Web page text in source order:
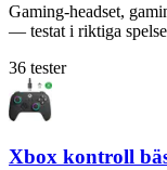
Gaming-headset,
— testat i riktiga
36 tester
Xbox kontroll